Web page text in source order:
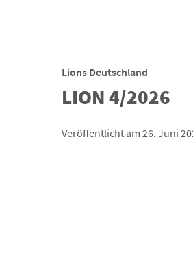
Lions Deutschland
LION 4/2026
Veröffentlicht am 26. Juni